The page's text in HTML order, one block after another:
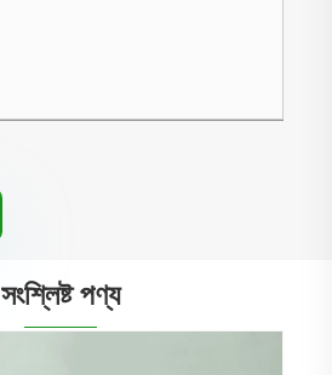
সংশ্লিষ্ট পণ্য